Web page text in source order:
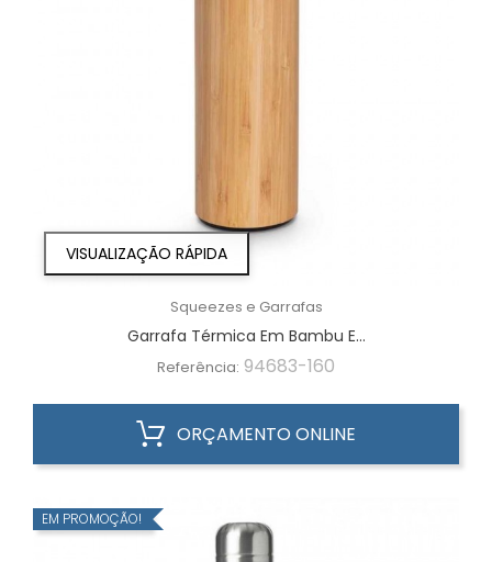
VISUALIZAÇÃO RÁPIDA
Squeezes e Garrafas
Garrafa Térmica Em Bambu E...
Referência: 94683-160
ORÇAMENTO ONLINE
EM PROMOÇÃO!